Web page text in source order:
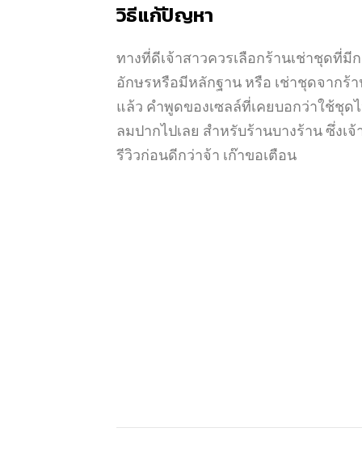
วิธีแก้ปัญหา
ทางที่ดีเจ้าสาวควรเลือกร้านเช่าชุดที่
อักษรหรือมีหลักฐาน หรือ เช่าชุดจากร้
แล้ว คำพูดของเซลล์ที่เคยบอกว่าใช้ชุ
ลมปากไปเลย สำหรับร้านบางร้าน ซึ่งเ
รีวิวก่อนดีกว่าจ้า เก๊าขอเตือน